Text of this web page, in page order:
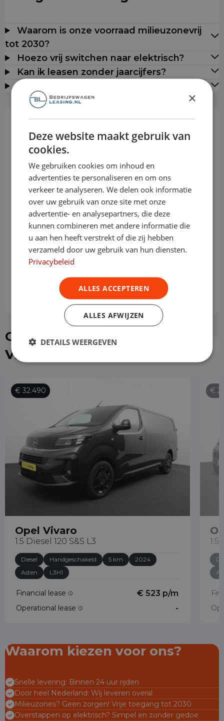
Waarom is onze voorraad milieuzonevrij
tot 2030?
Hoezo vrij switchen naar elektrisch?
Kan ik leasen zonder jaarcijfers?
Leveren jullie door heel Nederland?
Rekentool
Aanbetaling
Looptijd
Slottermijn
€ 808,42
Of kies direct een Opel
Vivaro uit de voorraad
€ 32.490
Opel Vivaro
1.5 Diesel 120 S&S L3
Diesel Handgeschakeld 5 km
2024
Asten
L3H1
Financial lease € 523 p/m
Operational lease -
€
Waarom kiezen voor ons?
Snelle levering: Binnen 24 uur rijden
Door heel Nederland: Wij leveren overal
Milieuzones? Geen zorgen! Vrije toegang tot 2030
Overstappen op elektrisch? Simpel en zonder gedoe
×
Deze website maakt gebruik van
cookies.
We gebruiken cookies om inhoud en
advertenties te personaliseren en om ons
verkeer te analyseren. We delen ook informatie
over uw gebruik van onze site met onze
advertentie- en analysepartners, die deze
kunnen combineren met andere informatie die
u aan hen heeft verstrekt of die zij hebben
verzameld door uw gebruik van hun diensten.
Privacybeleid
ALLES ACCEPTEREN
ALLES AFWIJZEN
DETAILS WEERGEVEN